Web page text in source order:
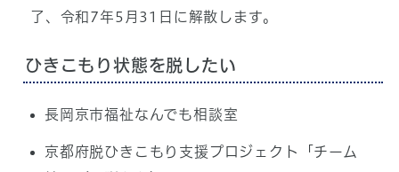
了、令和7年5月31日に解散します。
ひきこもり状態を脱したい
長岡京市福祉なんでも相談室
京都府脱ひきこもり支援プロジェクト「チーム